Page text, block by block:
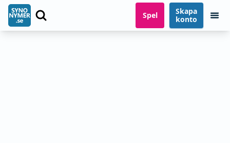
Spel
Skapa
konto